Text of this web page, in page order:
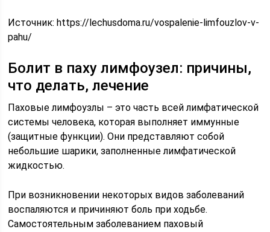
Источник:https://lechusdoma.ru/vospalenie-limfouzlov-v-
pahu/
Болит в паху лимфоузел: причины,
что делать, лечение
Паховые лимфоузлы – это часть всей лимфатической
системы человека, которая выполняет иммунные
(защитные функции). Они представляют собой
небольшие шарики, заполненные лимфатической
жидкостью.
При возникновении некоторых видов заболеваний
воспаляются и причиняют боль при ходьбе.
Самостоятельным заболеванием паховый